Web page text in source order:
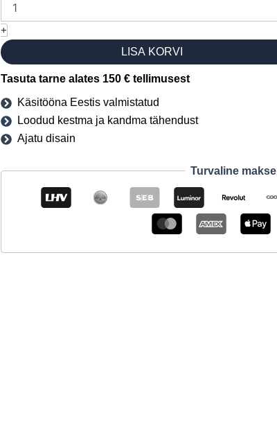
+
LISA KORVI
Tasuta tarne alates 150 € tellimusest
Käsitööna Eestis valmistatud
Loodud kestma ja kandma tähendust
Ajatu disain
Turvaline makse